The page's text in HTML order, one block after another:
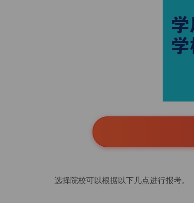
选择院校可以根据以下几点进行报考。